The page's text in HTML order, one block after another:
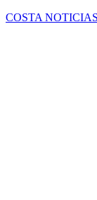
COSTA NOTICIAS